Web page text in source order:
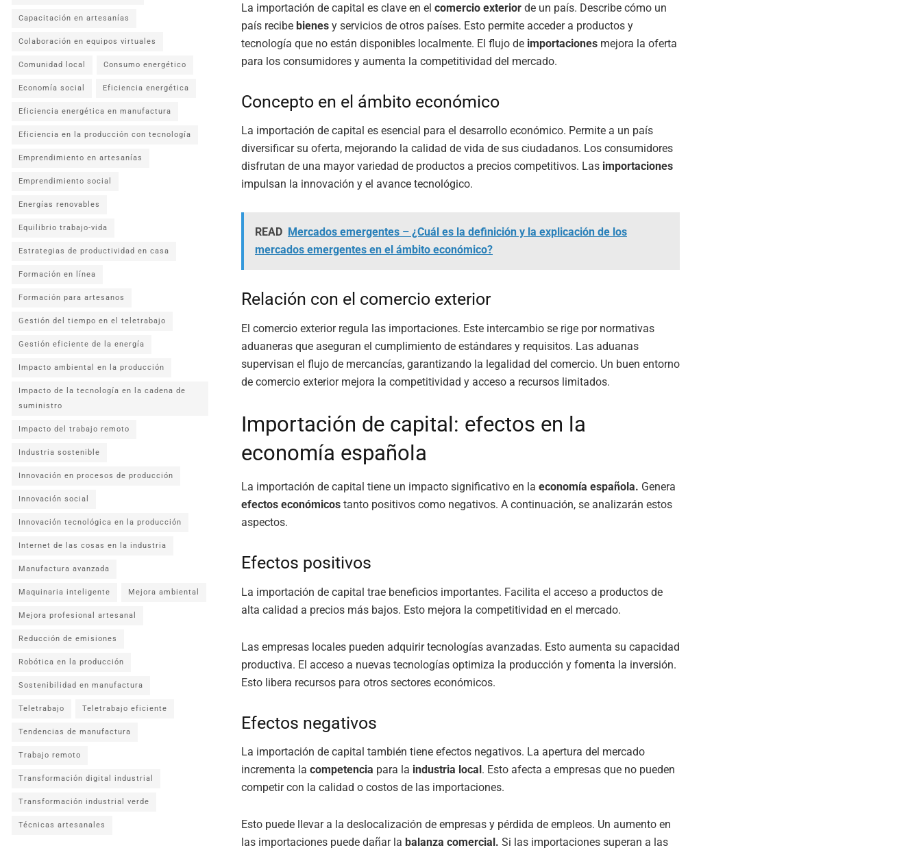
La importación de capital es clave en el comercio exterior de un país. Describe cómo un
país recibe bienes y servicios de otros países. Esto permite acceder a productos y
tecnología que no están disponibles localmente. El flujo de importaciones mejora la oferta
para los consumidores y aumenta la competitividad del mercado.
Concepto en el ámbito económico
La importación de capital es esencial para el desarrollo económico. Permite a un país
diversificar su oferta, mejorando la calidad de vida de sus ciudadanos. Los consumidores
disfrutan de una mayor variedad de productos a precios competitivos. Las importaciones
impulsan la innovación y el avance tecnológico.
READ Mercados emergentes – ¿Cuál es la definición y la explicación de los
mercados emergentes en el ámbito económico?
Relación con el comercio exterior
El comercio exterior regula las importaciones. Este intercambio se rige por normativas
aduaneras que aseguran el cumplimiento de estándares y requisitos. Las aduanas
supervisan el flujo de mercancías, garantizando la legalidad del comercio. Un buen entorno
de comercio exterior mejora la competitividad y acceso a recursos limitados.
Importación de capital: efectos en la
economía española
La importación de capital tiene un impacto significativo en la economía española. Genera
efectos económicos tanto positivos como negativos. A continuación, se analizarán estos
aspectos.
Efectos positivos
La importación de capital trae beneficios importantes. Facilita el acceso a productos de
alta calidad a precios más bajos. Esto mejora la competitividad en el mercado.
Las empresas locales pueden adquirir tecnologías avanzadas. Esto aumenta su capacidad
productiva. El acceso a nuevas tecnologías optimiza la producción y fomenta la inversión.
Esto libera recursos para otros sectores económicos.
Efectos negativos
La importación de capital también tiene efectos negativos. La apertura del mercado
incrementa la competencia para la industria local . Esto afecta a empresas que no pueden
competir con la calidad o costos de las importaciones.
Esto puede llevar a la deslocalización de empresas y pérdida de empleos. Un aumento en
las importaciones puede dañar la balanza comercial. Si las importaciones superan a las
Capacitación en artesanías
Colaboración en equipos virtuales
Comunidad local Consumo energético
Economía social Eficiencia energética
Eficiencia energética en manufactura
Eficiencia en la producción con tecnología
Emprendimiento en artesanías
Emprendimiento social
Energías renovables
Equilibrio trabajo-vida
Estrategias de productividad en casa
Formación en línea
Formación para artesanos
Gestión del tiempo en el teletrabajo
Gestión eficiente de la energía
Impacto ambiental en la producción
Impacto de la tecnología en la cadena de
suministro
Impacto del trabajo remoto
Industria sostenible
Innovación en procesos de producción
Innovación social
Innovación tecnológica en la producción
Internet de las cosas en la industria
Manufactura avanzada
Maquinaria inteligente Mejora ambiental
Mejora profesional artesanal
Reducción de emisiones
Robótica en la producción
Sostenibilidad en manufactura
Teletrabajo Teletrabajo eficiente
Tendencias de manufactura
Trabajo remoto
Transformación digital industrial
Transformación industrial verde
Técnicas artesanales